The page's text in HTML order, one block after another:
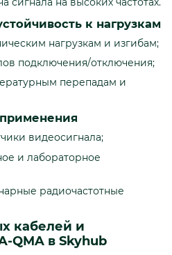
к нагрузкам
нагрузкам и изгибам;
подключения/отключения;
перепадам и
видеосигнала;
и лабораторное
радиочастотные
кабелей и
QMA в Skyhub